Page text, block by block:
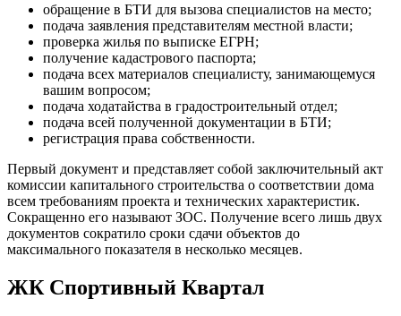
обращение в БТИ для вызова специалистов на место;
подача заявления представителям местной власти;
проверка жилья по выписке ЕГРН;
получение кадастрового паспорта;
подача всех материалов специалисту, занимающемуся
вашим вопросом;
подача ходатайства в градостроительный отдел;
подача всей полученной документации в БТИ;
регистрация права собственности.
Первый документ и представляет собой заключительный акт
комиссии капитального строительства о соответствии дома
всем требованиям проекта и технических характеристик.
Сокращенно его называют ЗОС. Получение всего лишь двух
документов сократило сроки сдачи объектов до
максимального показателя в несколько месяцев.
ЖК Спортивный Квартал